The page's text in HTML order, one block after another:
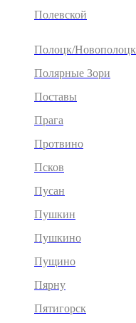
Полевской
Полоцк/Новополоцк
Полярные Зори
Поставы
Прага
Протвино
Псков
Пусан
Пушкин
Пушкино
Пущино
Пярну
Пятигорск